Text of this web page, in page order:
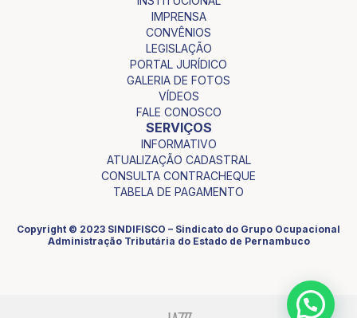
IMPRENSA
CONVÊNIOS
LEGISLAÇÃO
PORTAL JURÍDICO
GALERIA DE FOTOS
VÍDEOS
FALE CONOSCO
SERVIÇOS
INFORMATIVO
ATUALIZAÇÃO CADASTRAL
CONSULTA CONTRACHEQUE
TABELA DE PAGAMENTO
Copyright © 2023 SINDIFISCO – Sindicato do Grupo Ocupacional
Administração Tributária do Estado de Pernambuco